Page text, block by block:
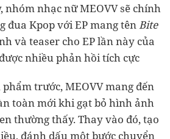
nhóm nhạc nữ MEOVV sẽ chính
đua Kpop với EP mang tênBite
và teaser cho EP lần này của
nhiều phản hồi tích cực
trước, MEOVV mang đến
toàn mới khi gạt bỏ hình ảnh
thường thấy. Thay vào đó, tạo
đánh dấu một bước chuyển